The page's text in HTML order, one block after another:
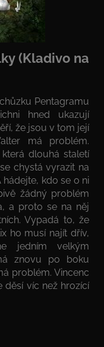
(Kladivo na
Pentagramu
hned ukazují
že jsou v tom její
má problém.
dlouhá staletí
chystá vyrazit na
kdo se o ni
žádný problém
a proto se na něj
Vypadá to, že
ho musí najít dřív,
jedním velkým
znovu po boku
problém. Vincenc
děsí víc než hrozící